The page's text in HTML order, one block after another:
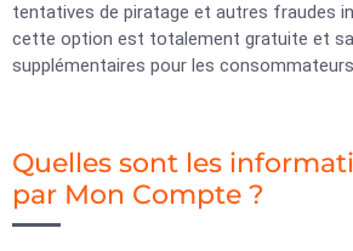
tentatives de piratage et autres fraudes
cette option est totalement gratuite et
supplémentaires pour les
Quelles sont les
par Mon Compte ?